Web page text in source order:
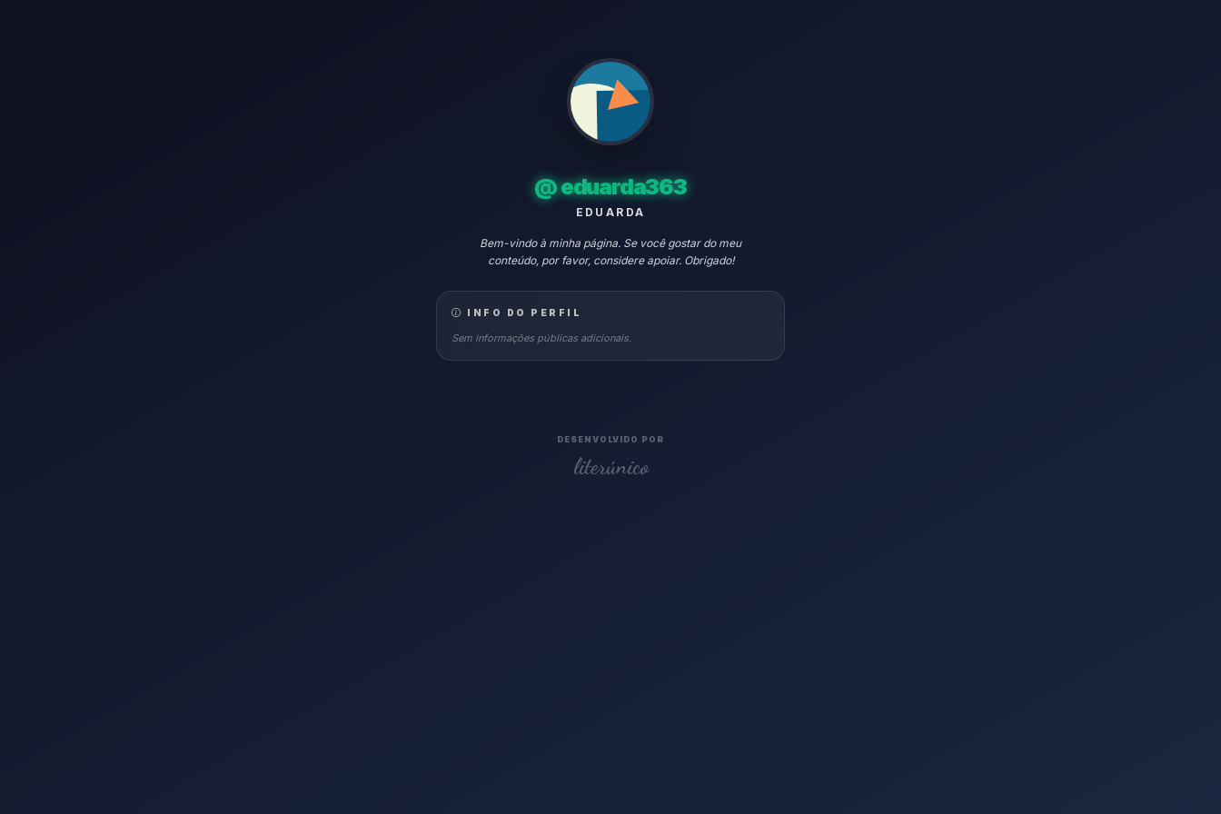
@eduarda363
EDUARDA
Bem-vindo à minha página. Se você gostar do meu
conteúdo, por favor, considere apoiar. Obrigado!
INFO DO PERFIL
Sem informações públicas adicionais.
DESENVOLVIDO POR
literúnico